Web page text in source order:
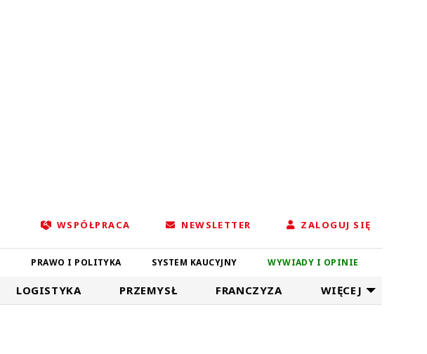
WSPÓŁPRACA NEWSLETTER ZALOGUJ SIĘ
PRAWO I POLITYKA SYSTEM KAUCYJNY WYWIADY I OPINIE
LOGISTYKA PRZEMYSŁ FRANCZYZA WIĘCEJ